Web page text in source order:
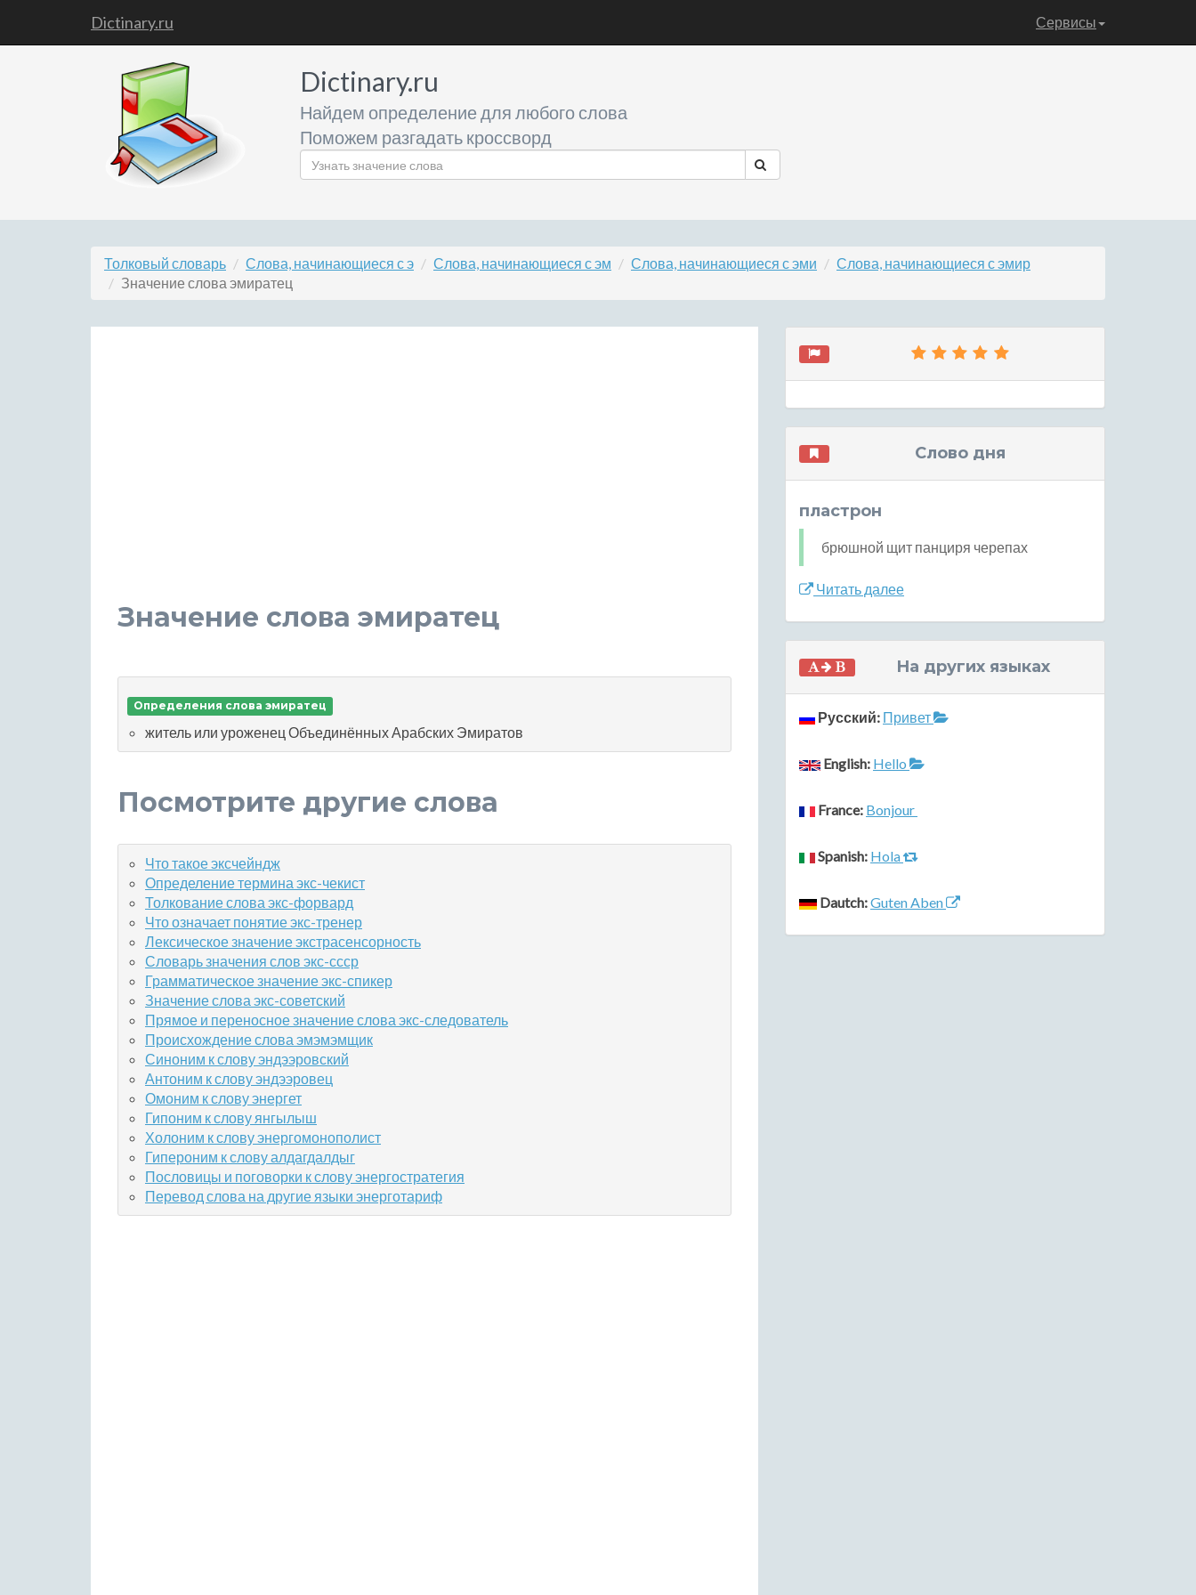
Dictinary.ru Сервисы
Dictinary.ru
Найдем определение для любого слова
Поможем разгадать кроссворд
Толковый словарь Слова, начинающиеся с э Слова, начинающиеся с эм Слова, начинающиеся с эми
Слова, начинающиеся с эмир
Значение слова эмиратец
Значение слова эмиратец
Определения слова эмиратец
житель или уроженец Объединённых Арабских Эмиратов
Посмотрите другие слова
Что такое эксчейндж
Определение термина экс-чекист
Толкование слова экс-форвард
Что означает понятие экс-тренер
Лексическое значение экстрасенсорность
Словарь значения слов экс-ссср
Грамматическое значение экс-спикер
Значение слова экс-советский
Прямое и переносное значение слова экс-следователь
Происхождение слова эмэмэмщик
Синоним к слову эндээровский
Антоним к слову эндээровец
Омоним к слову энергет
Гипоним к слову янгылыш
Холоним к слову энергомонополист
Гипероним к слову алдагдалдыг
Пословицы и поговорки к слову энергостратегия
Перевод слова на другие языки энерготариф
Слово дня
пластрон
брюшной щит панциря черепах
Читать далее
На других языках
Русский: Привет
English: Hello
France: Bonjour
Spanish: Hola
Dautch:Guten Aben